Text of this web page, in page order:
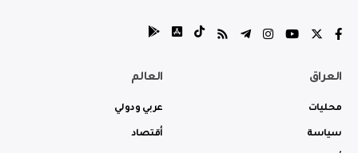
العراق
محليات
سياسة
العالم
عربي ودولي
أقتصاد